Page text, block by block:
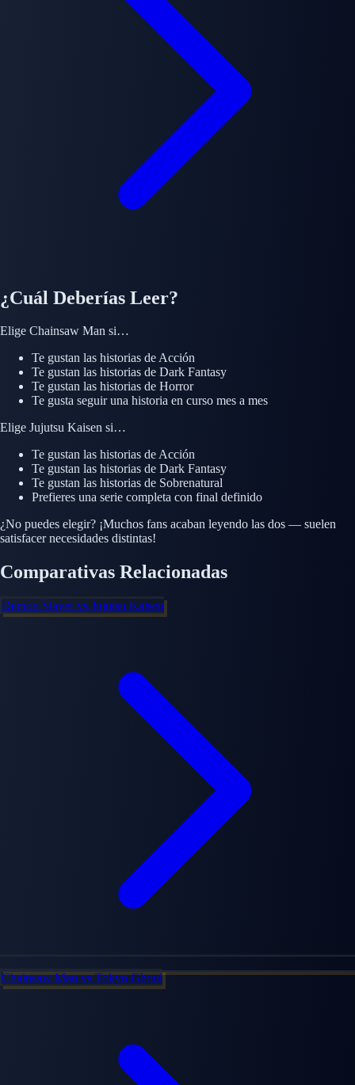
¿Cuál Deberías Leer?
Elige Chainsaw Man si…
Te gustan las historias deAcción
Te gustan las historias de Dark Fantasy
Te gustan las historias de Horror
Te gusta seguir una historia en curso mes a mes
Elige Jujutsu Kaisen si…
Te gustan las historias deAcción
Te gustan las historias de Dark Fantasy
Te gustan las historias de Sobrenatural
Prefieres una serie completa con final definido
¿No puedes elegir? ¡Muchos fans acaban leyendo las dos — suelen
satisfacer necesidades distintas!
Comparativas Relacionadas
Demon Slayervs Jujutsu Kaisen
Chainsaw ManvsTokyo Ghoul